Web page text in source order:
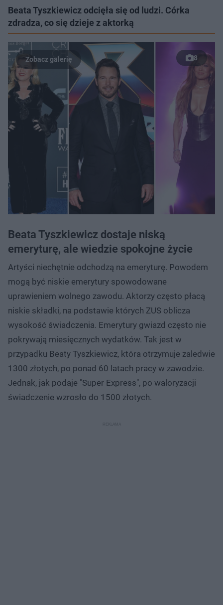
Beata Tyszkiewicz odcięła się od ludzi. Córka
zdradza, co się dzieje z aktorką
8
Beata Tyszkiewicz dostaje niską
emeryturę, ale wiedzie spokojne życie
Artyści niechętnie odchodzą na emeryturę. Powodem
mogą być niskie emerytury spowodowane
uprawieniem wolnego zawodu. Aktorzy często płacą
niskie składki, na podstawie których ZUS oblicza
wysokość świadczenia. Emerytury gwiazd często nie
pokrywają miesięcznych wydatków. Tak jest w
przypadku Beaty Tyszkiewicz, która otrzymuje zaledwie
1300 złotych, po ponad 60 latach pracy w zawodzie.
Jednak, jak podaje "Super Express", po waloryzacji
świadczenie wzrosło do 1500 złotych.